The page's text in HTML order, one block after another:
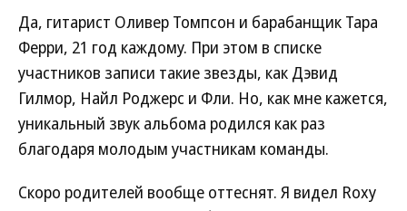
Да, гитарист Оливер Томпсон и барабанщик Тара
Ферри, 21 год каждому. При этом в списке
участников записи такие звезды, как Дэвид
Гилмор, Найл Роджерс и Фли. Но, как мне кажется,
уникальный звук альбома родился как раз
благодаря молодым участникам команды.
Скоро родителей вообще оттеснят. Я видел Roxy